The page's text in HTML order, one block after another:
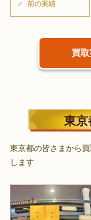
前の実績
買
東
東京都の皆さまから
します